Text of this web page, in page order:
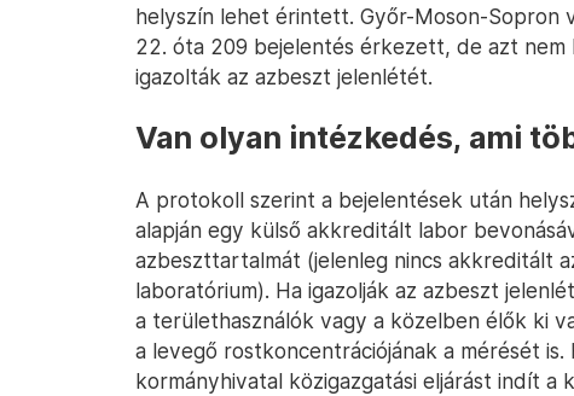
helyszín lehet érintett. Győr-Moson-Sopron
22. óta 209 bejelentés érkezett, de azt
igazolták az azbeszt jelenlétét.
Van olyan intézkedés, ami
A protokoll szerint a bejelentések után
alapján egy külső akkreditált labor
azbeszttartalmát (jelenleg nincs akkreditált
laboratórium). Ha igazolják az azbeszt
a területhasználók vagy a közelben élők ki
a levegő rostkoncentrációjának a mérését
kormányhivatal közigazgatási eljárást indít